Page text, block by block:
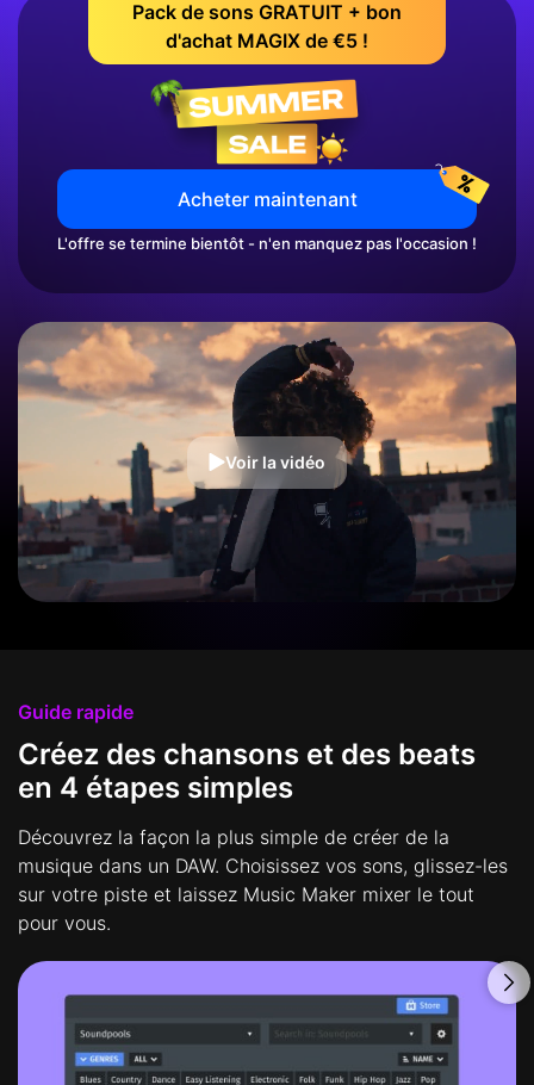
Pack de sons GRATUIT + bon
d'achat MAGIX de €5 !
Acheter maintenant
L'offre se termine bientôt - n'en manquez pas l'occasion !
Voir la vidéo
Guide rapide
Créez des chansons et des beats
en 4 étapes simples
Découvrez la façon la plus simple de créer de la
musique dans un DAW. Choisissez vos sons, glissez-les
sur votre piste et laissez Music Maker mixer le tout
pour vous.